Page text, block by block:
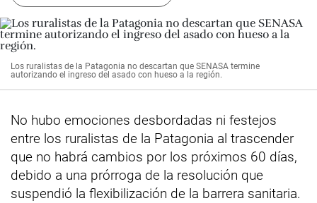
Los ruralistas de la Patagonia no descartan que SENASA termine
autorizando el ingreso del asado con hueso a la región.
No hubo emociones desbordadas ni festejos
entre los ruralistas de la Patagonia al trascender
que no habrá cambios por los próximos 60 días,
debido a una prórroga de la resolución que
suspendió la flexibilización de la barrera sanitaria.